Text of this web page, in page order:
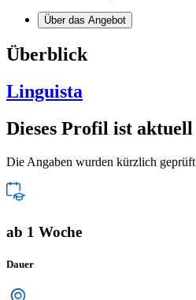
Über das Angebot
Überblick
Linguista
Dieses Profil ist aktuell
Die Angaben wurden kürzlich geprüft
ab 1 Woche
Dauer